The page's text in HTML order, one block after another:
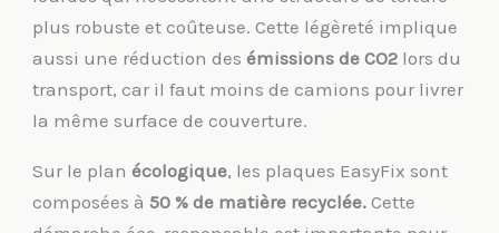
plus robuste et coûteuse. Cette légèreté implique
aussi une réduction desémissions de CO2 lors du
transport, car il faut moins de camions pour livrer
la même surface de couverture.
Sur le planécologique, les plaques EasyFix sont
composées à 50 % de matière recyclée. Cette